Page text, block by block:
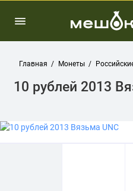
Главная Монеты
10 рублей 2013